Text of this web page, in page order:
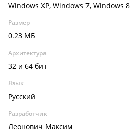
Windows XP, Windows 7, Windows 8
Размер
0.23 МБ
Архитектура
32 и 64 бит
Язык
Русский
Разработчик
Леонович Максим